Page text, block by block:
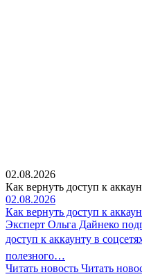
02.08.2026
Как вернуть доступ к
02.08.2026
Как вернуть доступ к
Эксперт Ольга Дайнеко
доступ к аккаунту в
полезного…
Читать новость Читать